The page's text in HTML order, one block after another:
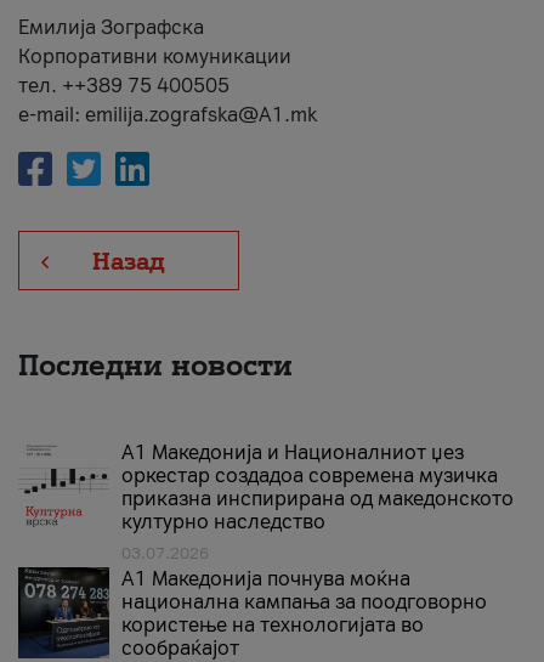
Емилија Зографска
Корпоративни комуникации
тел. ++389 75 400505
e-mail: emilija.zografska@A1.mk
Назад
Последни новости
А1 Македонија и Националниот џез
оркестар создадоа современа музичка
приказна инспирирана од македонското
културно наследство
03.07.2026
A1 Македонија почнува моќна
национална кампања за поодговорно
користење на технологијата во
сообраќајот